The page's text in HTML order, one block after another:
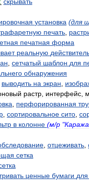
установка (для
печать
печатная форма
реальную
сетчатый шаблон для
обнаружения
выводить на экран
растр интерфейс
перфорированная
сортировальное сито
в колонне (м/р "
отцеживать
сетка
ценные бумаги для